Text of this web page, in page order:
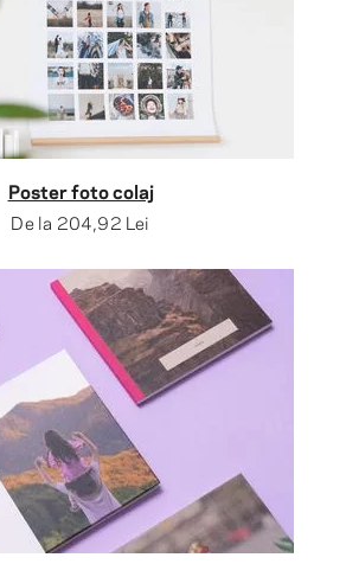
Poster foto colaj
De la 204,92 Lei